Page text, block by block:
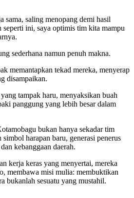
sama, saling menopang demi hasil
ini, saya optimis tim kita mampu
sederhana namun penuh makna.
memantapkan tekad mereka, menyerap
disampaikan.
tampak haru, menyaksikan buah
panggung yang lebih besar dalam
bukan hanya sekadar tim
harapan baru, generasi penerus
kebanggaan daerah.
kerja keras yang menyertai, mereka
membawa misi mulia: membuktikan
bukanlah sesuatu yang mustahil.